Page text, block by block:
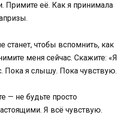
Примите её. Как я принимала
станет, чтобы вспомнить, как
меня сейчас. Скажите: «Я
Пока я слышу. Пока чувствую.
— не будьте просто
Я всё чувствую.